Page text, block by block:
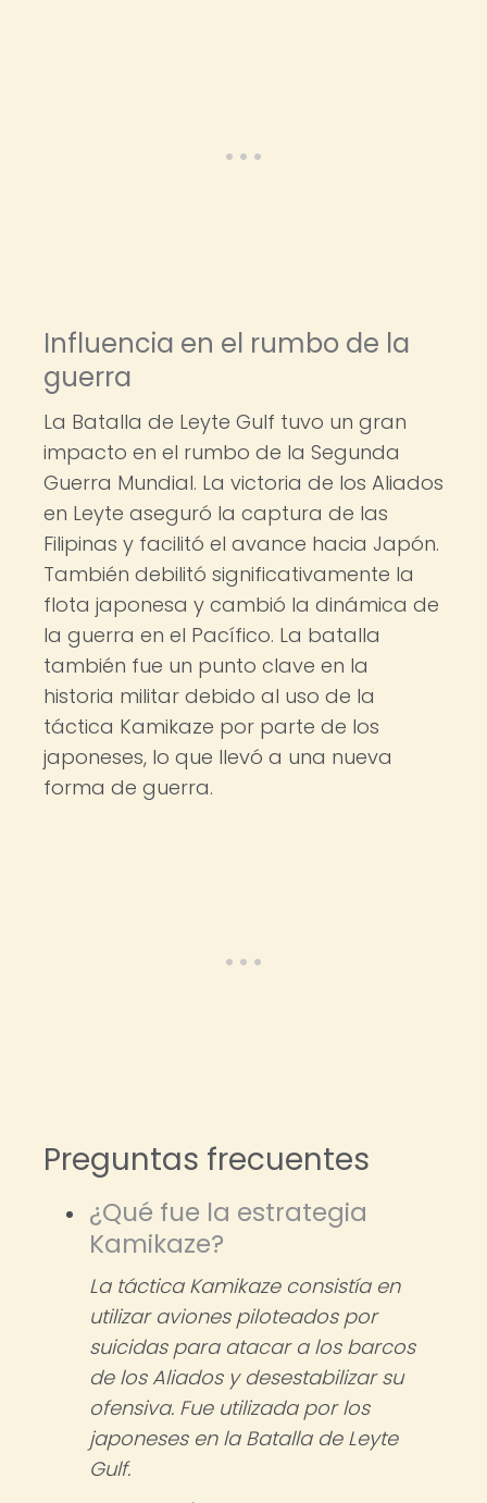
Influencia en el rumbo de la
guerra
La Batalla de Leyte Gulf tuvo un gran
impacto en el rumbo de la Segunda
Guerra Mundial. La victoria de los Aliados
en Leyte aseguró la captura de las
Filipinas y facilitó el avance hacia Japón.
También debilitó significativamente la
flota japonesa y cambió la dinámica de
la guerra en el Pacífico. La batalla
también fue un punto clave en la
historia militar debido al uso de la
táctica Kamikaze por parte de los
japoneses, lo que llevó a una nueva
forma de guerra.
Preguntas frecuentes
¿Qué fue la estrategia
Kamikaze?
La táctica Kamikaze consistía en
utilizar aviones piloteados por
suicidas para atacar a los barcos
de los Aliados y desestabilizar su
ofensiva. Fue utilizada por los
japoneses en la Batalla de Leyte
Gulf.